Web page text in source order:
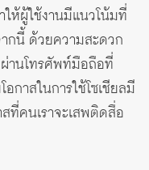
ให้ผู้ใช้งานมีแนวโน้มที่
กนี้ ด้วยความสะดวก
ผ่านโทรศัพท์มือถือที่
กาสในการใช้โซเชียลมี
ที่คนเราจะเสพติดสื่อ